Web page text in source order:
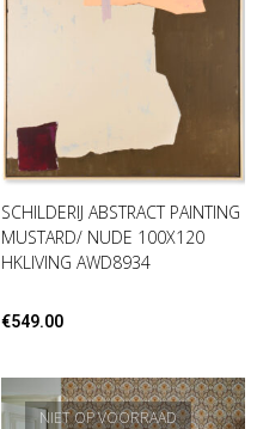
SCHILDERIJ ABSTRACT PAINTING
MUSTARD/ NUDE 100X120
HKLIVING AWD8934
€549.00
NIET OP VOORRAAD